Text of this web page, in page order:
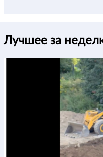
Лучшее за